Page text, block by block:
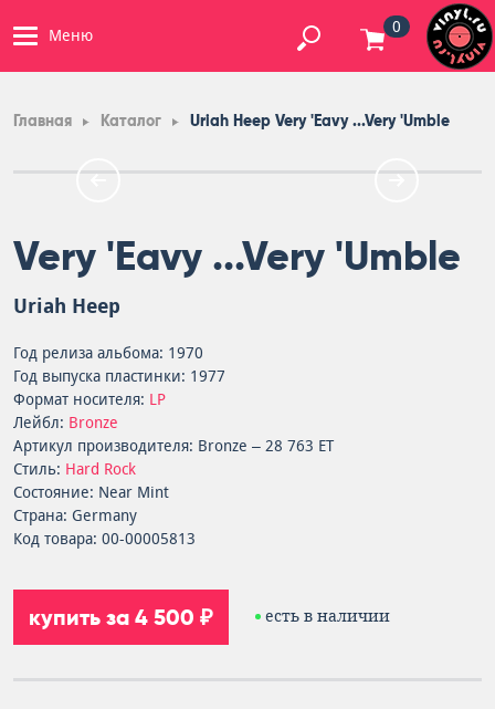
Меню 0
Главная Каталог Uriah Heep Very 'Eavy ...Very 'Umble
Very 'Eavy ...Very 'Umble
Uriah Heep
Год релиза альбома: 1970
Год выпуска пластинки: 1977
Формат носителя: LP
Лейбл: Bronze
Артикул производителя: Bronze – 28 763 ET
Стиль: Hard Rock
Состояние: Near Mint
Страна: Germany
Код товара: 00-00005813
купить за 4 500 ₽ есть в наличии